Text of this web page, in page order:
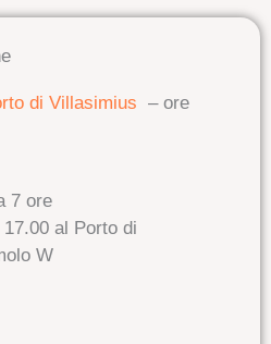
di Villasimius – ore
7 ore
17.00 al Porto di
W